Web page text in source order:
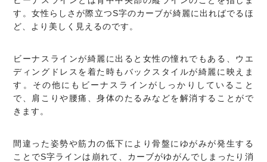
す。女性らしさが際立つS字のカーブが綺麗に出ればでるほ
ど、より美しく見えるのです。
ビーナスラインが綺麗に出ると女性の憧れでもある、ウエ
ディングドレスを着た時もバックスタイルが綺麗に映えま
す。その他にもビーナスラインがしっかりしていること
で、肩こりや腰痛、身体のたるみなどを解消することがで
きます。
間違った姿勢や筋力の低下により骨盤にゆがみが発生する
ことでS字ラインは崩れて、カーブがゆがんでしまったり消